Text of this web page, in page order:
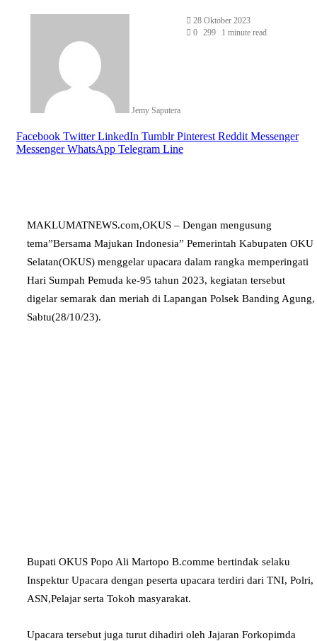
Jemy Saputera
Send
an
28 Oktober 2023
0 299 1 minute read
Facebook Twitter LinkedIn Tumblr Pinterest Reddit Messenger
Messenger WhatsApp Telegram Line
MAKLUMATNEWS.com,OKUS – Dengan mengusung
tema”Bersama Majukan Indonesia” Pemerintah Kabupaten OKU
Selatan(OKUS) menggelar upacara dalam rangka memperingati
Hari Sumpah Pemuda ke-95 tahun 2023, kegiatan tersebut
digelar semarak dan meriah di Lapangan Polsek Banding Agung,
Sabtu(28/10/23).
Bupati OKUS Popo Ali Martopo B.comme bertindak selaku
Inspektur Upacara dengan peserta upacara terdiri dari TNI, Polri,
ASN,Pelajar serta Tokoh masyarakat.
Upacara tersebut juga turut dihadiri oleh Jajaran Forkopimda